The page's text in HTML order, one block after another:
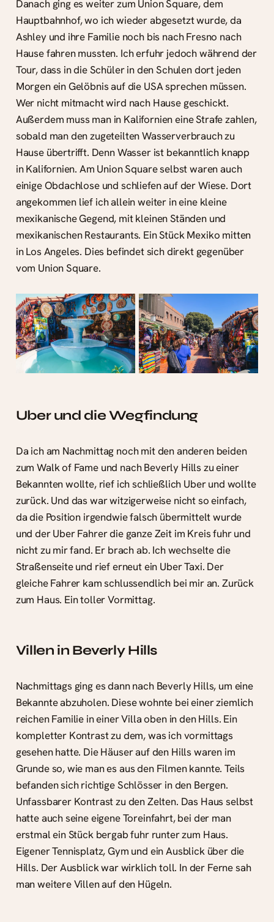
Danach ging es weiter zum Union Square, dem
Hauptbahnhof, wo ich wieder abgesetzt wurde, da
Ashley und ihre Familie noch bis nach Fresno nach
Hause fahren mussten. Ich erfuhr jedoch während der
Tour, dass in die Schüler in den Schulen dort jeden
Morgen ein Gelöbnis auf die USA sprechen müssen.
Wer nicht mitmacht wird nach Hause geschickt.
Außerdem muss man in Kalifornien eine Strafe zahlen,
sobald man den zugeteilten Wasserverbrauch zu
Hause übertrifft. Denn Wasser ist bekanntlich knapp
in Kalifornien. Am Union Square selbst waren auch
einige Obdachlose und schliefen auf der Wiese. Dort
angekommen lief ich allein weiter in eine kleine
mexikanische Gegend, mit kleinen Ständen und
mexikanischen Restaurants. Ein Stück Mexiko mitten
in Los Angeles. Dies befindet sich direkt gegenüber
vom Union Square.
Uber und die Wegfindung
Da ich am Nachmittag noch mit den anderen beiden
zum Walk of Fame und nach Beverly Hills zu einer
Bekannten wollte, rief ich schließlich Uber und wollte
zurück. Und das war witzigerweise nicht so einfach,
da die Position irgendwie falsch übermittelt wurde
und der Uber Fahrer die ganze Zeit im Kreis fuhr und
nicht zu mir fand. Er brach ab. Ich wechselte die
Straßenseite und rief erneut ein Uber Taxi. Der
gleiche Fahrer kam schlussendlich bei mir an. Zurück
zum Haus. Ein toller Vormittag.
Villen in Beverly Hills
Nachmittags ging es dann nach Beverly Hills, um eine
Bekannte abzuholen. Diese wohnte bei einer ziemlich
reichen Familie in einer Villa oben in den Hills. Ein
kompletter Kontrast zu dem, was ich vormittags
gesehen hatte. Die Häuser auf den Hills waren im
Grunde so, wie man es aus den Filmen kannte. Teils
befanden sich richtige Schlösser in den Bergen.
Unfassbarer Kontrast zu den Zelten. Das Haus selbst
hatte auch seine eigene Toreinfahrt, bei der man
erstmal ein Stück bergab fuhr runter zum Haus.
Eigener Tennisplatz, Gym und ein Ausblick über die
Hills. Der Ausblick war wirklich toll. In der Ferne sah
man weitere Villen auf den Hügeln.